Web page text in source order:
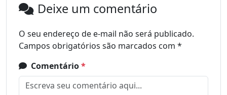
Deixe um comentário
O seu endereço de e-mail não será publicado.
Campos obrigatórios são marcados com *
Comentário*